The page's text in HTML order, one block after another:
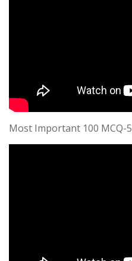
Most Important 100 MCQ-5